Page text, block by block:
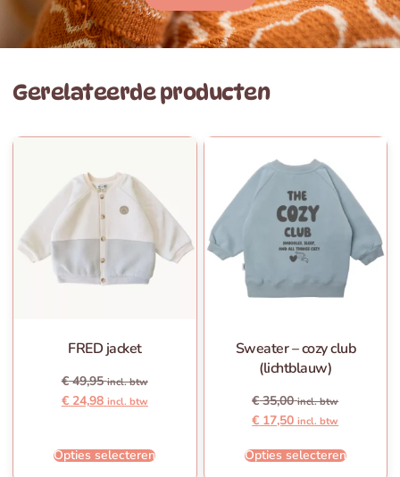
Gerelateerde producten
FRED jacket
€49,95 incl. btw
€24,98 incl. btw
Opties selecteren
Sweater – cozy club
(lichtblauw)
€35,00 incl. btw
€ 17,50 incl. btw
Opties selecteren